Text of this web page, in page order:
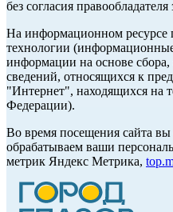
без согласия
На информационном ресурсе
технологии
информации на основе сбора,
сведений, относящихся к
"Интернет", находящихся на
Федерации).
Во время посещения сайта вы
обрабатываем ваши
метрик Яндекс Метрика,